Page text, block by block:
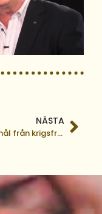
NÄSTA
Vittnesmål från krigsfronten i Ukraina